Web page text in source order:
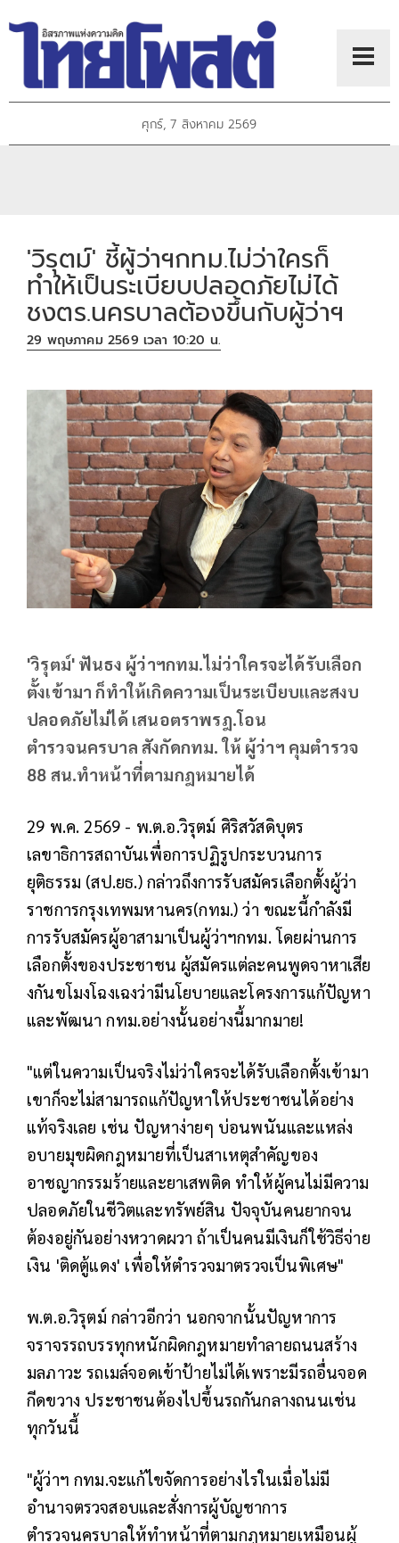
ศุกร์, 7 สิงหาคม 2569
'วิรุตม์' ชี้ผู้ว่าฯกทม.ไม่ว่าใครก็
ทำให้เป็นระเบียบปลอดภัยไม่ได้
ชงตร.นครบาลต้องขึ้นกับผู้ว่าฯ
29 พฤษภาคม 2569 เวลา 10:20 น.
'วิรุตม์' ฟันธง ผู้ว่าฯกทม.ไม่ว่าใครจะได้รับเลือก
ตั้งเข้ามา ก็ทำให้เกิดความเป็นระเบียบและสงบ
ปลอดภัยไม่ได้ เสนอตราพรฎ.โอน
ตำรวจนครบาล สังกัดกทม. ให้ ผู้ว่าฯ คุมตำรวจ
88 สน.ทำหน้าที่ตามกฎหมายได้
29 พ.ค. 2569 - พ.ต.อ.วิรุตม์ ศิริสวัสดิบุตร
เลขาธิการสถาบันเพื่อการปฏิรูปกระบวนการ
ยุติธรรม (สป.ยธ.) กล่าวถึงการรับสมัครเลือกตั้งผู้ว่า
ราชการกรุงเทพมหานคร(กทม.) ว่า ขณะนี้กำลังมี
การรับสมัครผู้อาสามาเป็นผู้ว่าฯกทม. โดยผ่านการ
เลือกตั้งของประชาชน ผู้สมัครแต่ละคนพูดจาหาเสีย
งกันขโมงโฉงเฉงว่ามีนโยบายและโครงการแก้ปัญหา
และพัฒนา กทม.อย่างนั้นอย่างนี้มากมาย!
"แต่ในความเป็นจริงไม่ว่าใครจะได้รับเลือกตั้งเข้ามา
เขาก็จะไม่สามารถแก้ปัญหาให้ประชาชนได้อย่าง
แท้จริงเลย เช่น ปัญหาง่ายๆ บ่อนพนันและแหล่ง
อบายมุขผิดกฎหมายที่เป็นสาเหตุสำคัญของ
อาชญากรรมร้ายและยาเสพติด ทำให้ผู้คนไม่มีความ
ปลอดภัยในชีวิตและทรัพย์สิน ปัจจุบันคนยากจน
ต้องอยู่กันอย่างหวาดผวา ถ้าเป็นคนมีเงินก็ใช้วิธีจ่าย
เงิน 'ติดตู้แดง' เพื่อให้ตำรวจมาตรวจเป็นพิเศษ"
พ.ต.อ.วิรุตม์ กล่าวอีกว่า นอกจากนั้นปัญหาการ
จราจรรถบรรทุกหนักผิดกฎหมายทำลายถนนสร้าง
มลภาวะ รถเมล์จอดเข้าป้ายไม่ได้เพราะมีรถอื่นจอด
กีดขวาง ประชาชนต้องไปขึ้นรถกันกลางถนนเช่น
ทุกวันนี้
"ผู้ว่าฯ กทม.จะแก้ไขจัดการอย่างไรในเมื่อไม่มี
อำนาจตรวจสอบและสั่งการผู้บัญชาการ
ตำรวจนครบาลให้ทำหน้าที่ตามกฎหมายเหมือนผู้